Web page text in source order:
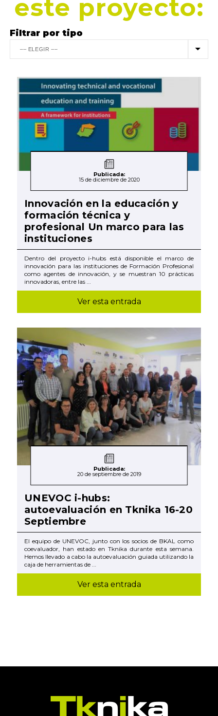
este proyecto:
Filtrar por tipo
Publicada:
15 de diciembre de 2020
Innovación en la educación y
formación técnica y
profesional Un marco para las
instituciones
Dentro del proyecto i-hubs está disponible el marco de
innovación para las instituciones de Formación Profesional
como agentes de innovación, y se muestran 10 prácticas
innovadoras, entre las ...
Ver esta entrada
Publicada:
20 de septiembre de 2019
UNEVOC i-hubs:
autoevaluación en Tknika 16-20
Septiembre
El equipo de UNEVOC, junto con los socios de BKAL como
coevaluador, han estado en Tknika durante esta semana.
Hemos llevado a cabo la autoevaluación guiada utilizando la
caja de herramientas de ...
Ver esta entrada